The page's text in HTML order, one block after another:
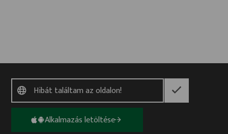
Alkalmazás letöltése